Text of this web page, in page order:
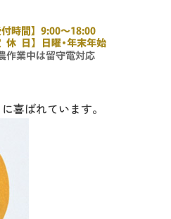
喜ばれています。